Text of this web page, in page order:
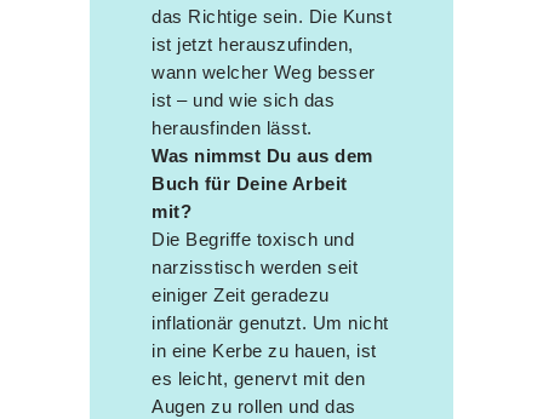
das Richtige sein. Die Kunst
ist jetzt herauszufinden,
wann welcher Weg besser
ist – und wie sich das
herausfinden lässt.
Was nimmst Du aus dem
Buch für Deine Arbeit
mit?
Die Begriffe toxisch und
narzisstisch werden seit
einiger Zeit geradezu
inflationär genutzt. Um nicht
in eine Kerbe zu hauen, ist
es leicht, genervt mit den
Augen zu rollen und das